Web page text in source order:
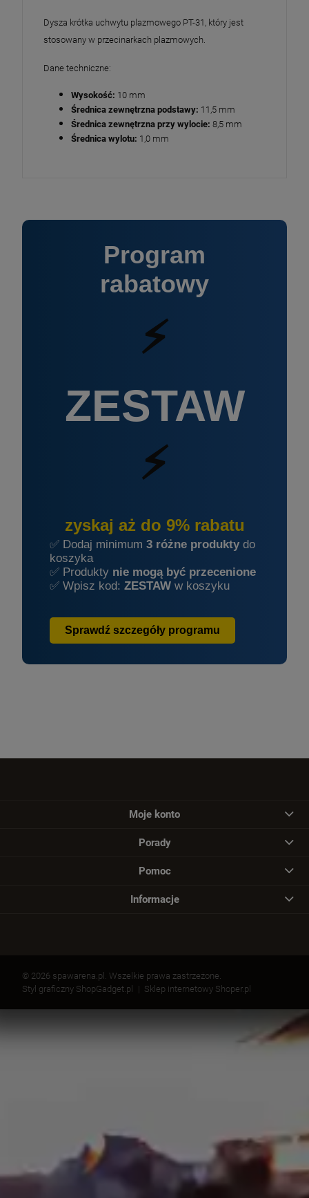
Dysza krótka uchwytu plazmowego PT-31, który jest
stosowany w przecinarkach plazmowych.
Dane techniczne:
Wysokość: 10 mm
Średnica zewnętrzna podstawy: 11,5 mm
Średnica zewnętrzna przy wylocie: 8,5 mm
Średnica wylotu: 1,0 mm
Program
rabatowy
⚡
ZESTAW
⚡
zyskaj aż do 9% rabatu
✅ Dodaj minimum 3 różne produkty do
koszyka
✅ Produkty nie mogą być przecenione
✅ Wpisz kod: ZESTAW w koszyku
Sprawdź szczegóły programu
Moje konto
Porady
Pomoc
Informacje
© 2026 spawarena.pl. Wszelkie prawa zastrzeżone.
Styl graficzny ShopGadget.pl
Sklep internetowy Shoper.pl